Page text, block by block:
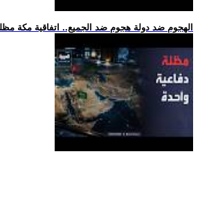
.. الهجوم ضد دولة هجوم ضد الجميع.. اتفاقية مكة